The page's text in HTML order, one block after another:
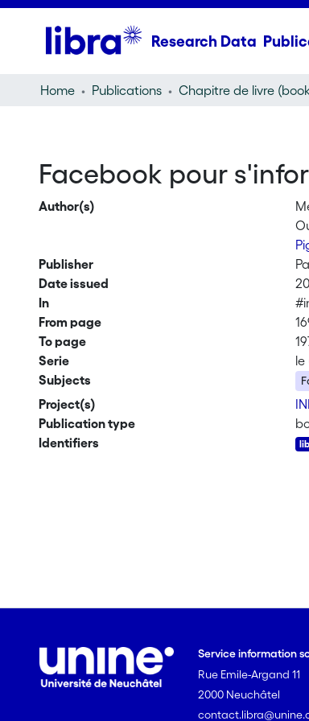
Research Data
Home Publications
Facebook pour
Author(s)
Publisher
Date issued
In
From page
To page
Serie
le
Subjects
Project(s)
Publication type
Identifiers
Service information
Rue Emile-Argand 11
2000 Neuchâtel